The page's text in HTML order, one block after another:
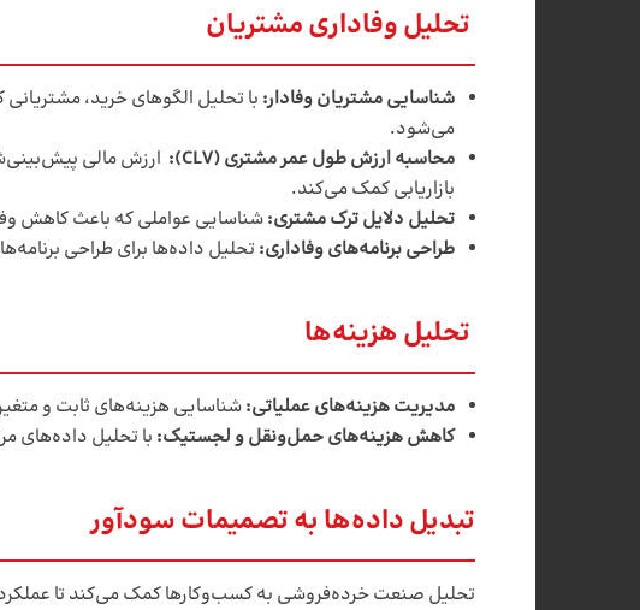
تحلیل وفاداری مشتریان
شناسایی مشتریان وفادار: با تحلیل الگوهای خرید،
می‌شود.
محاسبه ارزش طول عمر مشتری(CLV)
: ارزش مالی
بازاریابی کمک می‌کند.
تحلیل دلایل ترک مشتری:شناسایی عواملی که باعث کاهش
طراحی برنامه‌های وفاداری: تحلیل داده‌ها برای طراحی
تحلیل هزینه‌ها
مدیریت هزینه‌های عملیاتی:شناسایی هزینه‌های ثابت و
کاهش هزینه‌های حمل‌ونقل و لجستیک: با تحلیل داده‌های
تبدیل داده‌ها به تصمیمات سودآور
تحلیل صنعت خرده‌فروشی به کسب‌وکارها کمک می‌کند تا عملکرد